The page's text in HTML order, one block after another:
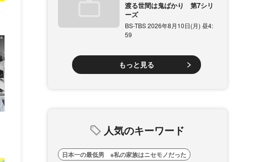
渡る世間は鬼ばかり 第7シリ
ーズ
BS-TBS 2026年8月10日(月) 昼4:
59
もっと見る
人気のキーワード
日本一の最低男 ※私の家族はニセモノだった